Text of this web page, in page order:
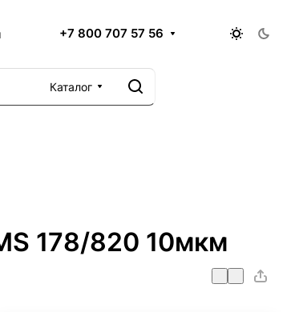
+7 800 707 57 56
Каталог
178/820 10мкм